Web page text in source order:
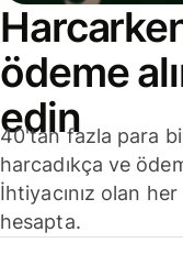
ödeme
edin
40'tan fazla para
harcadıkça ve
İhtiyacınız olan
hesapta.